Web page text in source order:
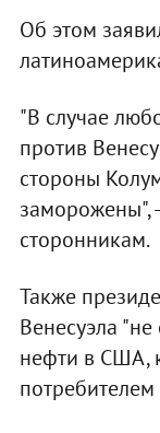
Об этом
"В случае
против
стороны
заморожены",
сторонникам.
Также
Венесуэла
нефти в США,